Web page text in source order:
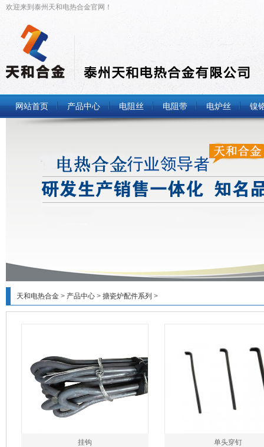
欢迎来到泰州天和电热合金官网！
网站首页 产品中心 电阻丝 电阻带 电炉丝 镍
天和电热合金 > 产品中心 > 搪瓷炉配件系列 >
挂钩 单头穿钉